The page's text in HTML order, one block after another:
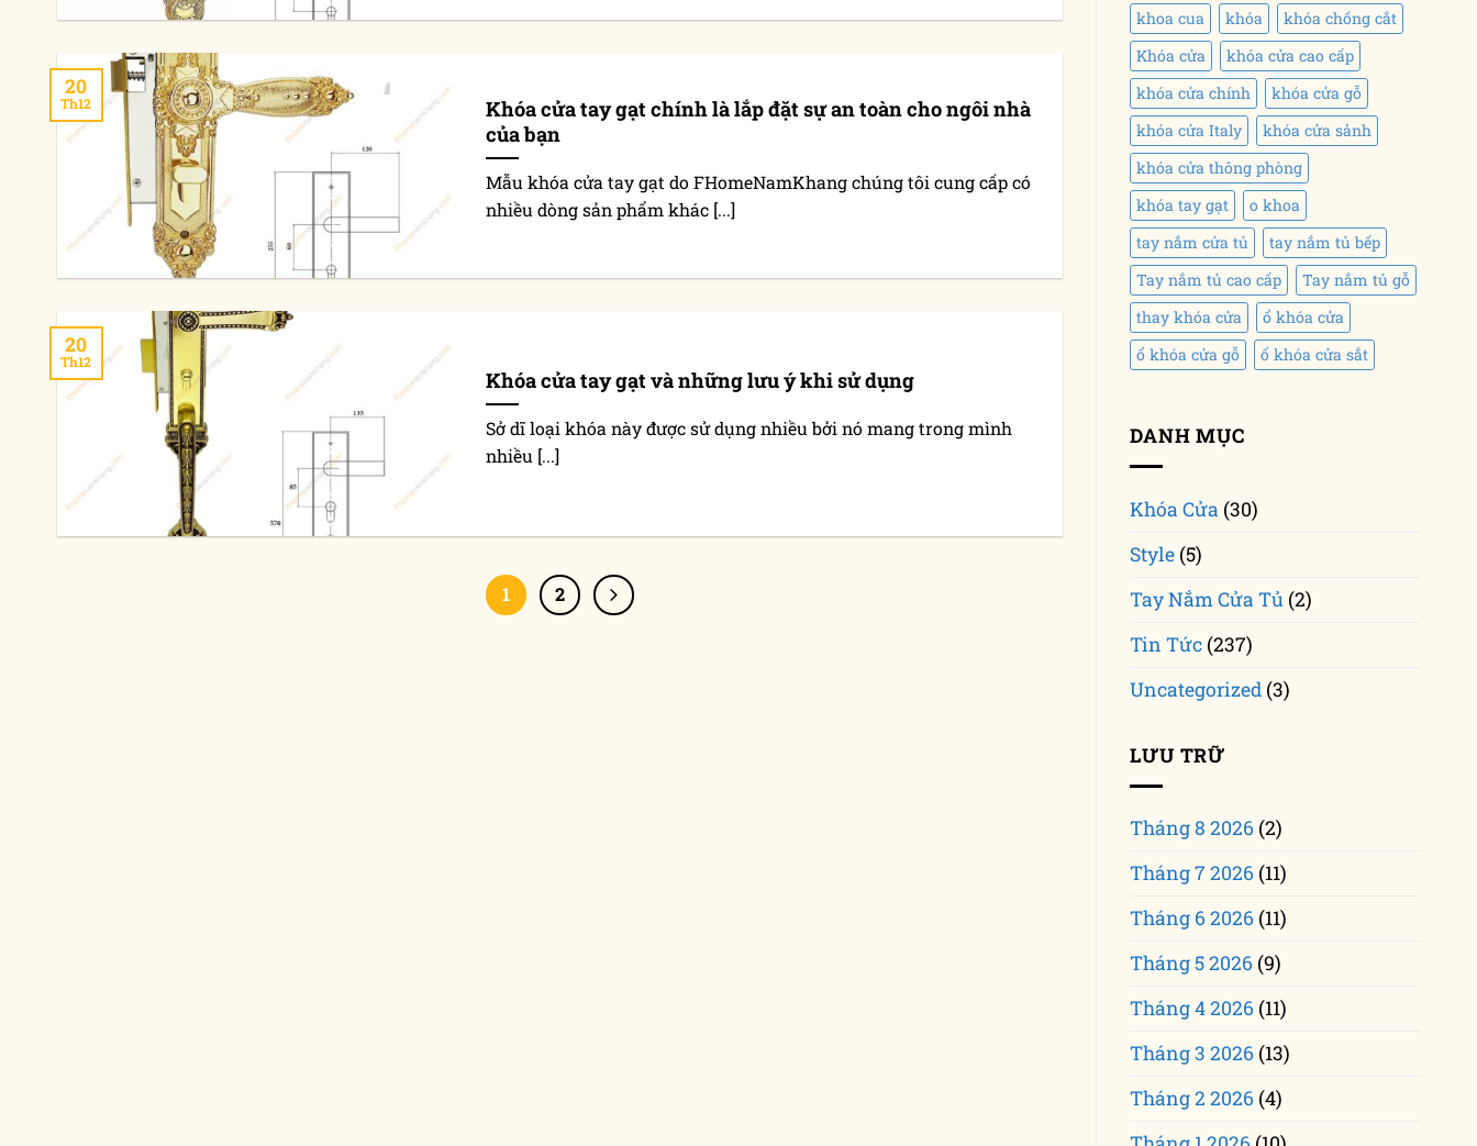
Khóa cửa tay gạt chính là lắp đặt sự an toàn cho ngôi nhà
của bạn
Mẫu khóa cửa tay gạt do FHomeNamKhang chúng tôi cung cấp có
nhiều dòng sản phẩm khác [...]
20
Th12
Khóa cửa tay gạt và những lưu ý khi sử dụng
Sở dĩ loại khóa này được sử dụng nhiều bởi nó mang trong mình
nhiều [...]
20
Th12
1 2
khoa cua
khóa
khóa chống cắt
Khóa cửa
khóa cửa cao cấp
khóa cửa chính
khóa cửa gỗ
khóa cửa Italy
khóa cửa sảnh
khóa cửa thông phòng
khóa tay gạt
o khoa
tay nắm cửa tủ
tay nắm tủ bếp
Tay nắm tủ cao cấp
Tay nắm tủ gỗ
thay khóa cửa
ổ khóa cửa
ổ khóa cửa gỗ
ổ khóa cửa sắt
DANH MỤC
Khóa Cửa (30)
Style (5)
Tay Nắm Cửa Tủ (2)
Tin Tức (237)
Uncategorized (3)
LƯU TRỮ
Tháng 8 2026 (2)
Tháng 7 2026 (11)
Tháng 6 2026 (11)
Tháng 5 2026 (9)
Tháng 4 2026 (11)
Tháng 3 2026 (13)
Tháng 2 2026 (4)